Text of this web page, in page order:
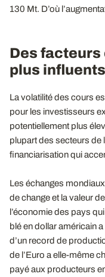
130 Mt. D’où
Des facteurs
plus influents
La volatilité des cours
pour les investisseurs
potentiellement plus
plupart des secteurs de
financiarisation qui
Les échanges
de change et la valeur
l’économie des pays
blé en dollar américain
d’un record de
de l’Euro a elle-même
payé aux producteurs